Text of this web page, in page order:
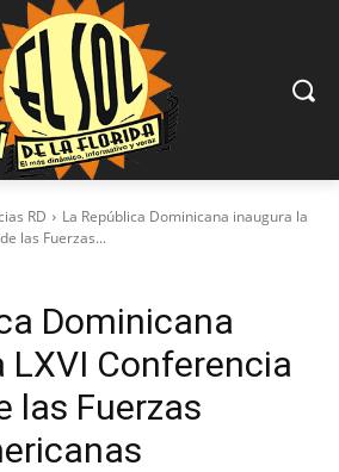
RD
La República Dominicana inaugura la
las Fuerzas...
Dominicana
LXVI Conferencia
las Fuerzas